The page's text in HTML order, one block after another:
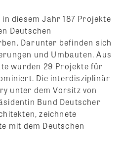
diesem Jahr 187 Projekte
Deutschen
Darunter befinden sich
und Umbauten. Aus
wurden 29 Projekte für
Die interdisziplinär
unter dem Vorsitz von
Bund Deutscher
zeichnete
mit dem Deutschen